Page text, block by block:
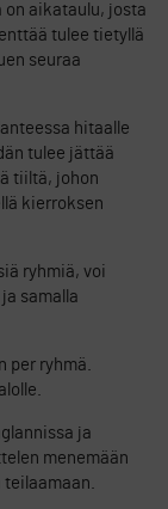
on aikataulu, josta
tulee tietyllä
seuraa
hitaalle
tulee jättää
tiiltä, johon
kierroksen
ryhmiä, voi
samalla
per ryhmä.
ja
menemään
teilaamaan.